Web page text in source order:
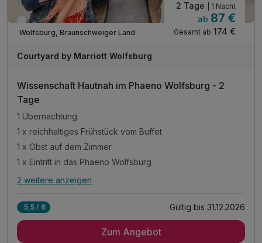
Verfügbar bis Dezember
Wolfsburg, Braunschweiger Land
2 Tage | 1 Nacht
ab 87 €
Gesamt ab 174 €
Courtyard by Marriott Wolfsburg
Wissenschaft Hautnah im Phaeno Wolfsburg - 2
Tage
1 Übernachtung
1 x reichhaltiges Frühstück vom Buffet
1 x Obst auf dem Zimmer
1 x Eintritt in das Phaeno Wolfsburg
Alle Inklusivleistungen
1 x reichhaltiges Frühstück vom Buffet
2 weitere anzeigen
5,5 / 6 Gültig bis 31.12.2026
Zum Angebot